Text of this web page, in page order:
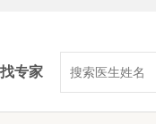
专家